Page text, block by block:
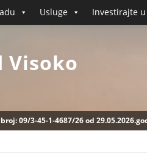
Usluge Investirajte u
Visoko
09/3-45-1-4687/26 od